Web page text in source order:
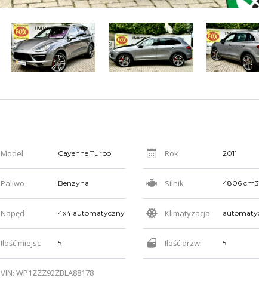
Model Cayenne Turbo Rok 2011
Paliwo Benzyna Silnik 4806 cm3
Napęd 4x4 automatyczny Klimatyzacja
Ilość miejsc 5 Ilość drzwi 5
VIN: WP1ZZZ92ZBLA88178